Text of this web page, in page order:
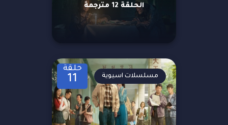
الحلقة 12 مترجمة
حلقة
11 مسلسلات اسيوية